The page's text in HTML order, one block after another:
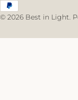
© 2026 Best in Light.
Betaalmethoden